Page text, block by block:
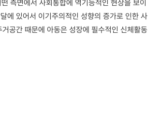
측면에서 사회통합에 역기능적인 현상을 보이
에 있어서 이기주의적인 성향의 증가로 인한 사
공간 때문에 아동은 성장에 필수적인 신체활동